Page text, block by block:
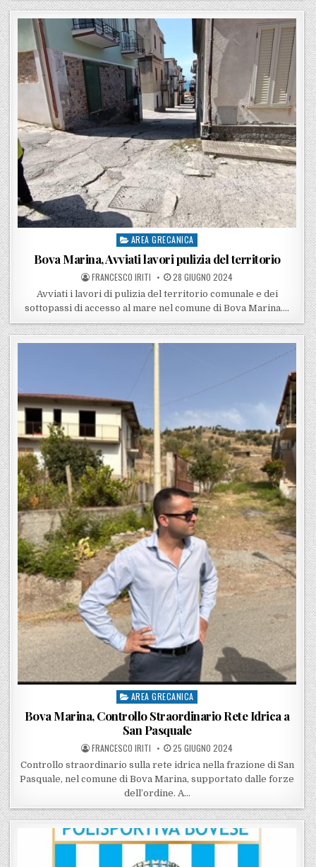
Posted in
AREA GRECANICA
Bova Marina, Avviati lavori pulizia del territorio
POSTED BY
FRANCESCO IRITI POSTED ON
28 GIUGNO 2024
Avviati i lavori di pulizia del territorio comunale e dei
sottopassi di accesso al mare nel comune di Bova Marina….
Posted in
AREA GRECANICA
Bova Marina, Controllo Straordinario Rete Idrica a
San Pasquale
POSTED BY
FRANCESCO IRITI POSTED ON
25 GIUGNO 2024
Controllo straordinario sulla rete idrica nella frazione di San
Pasquale, nel comune di Bova Marina, supportato dalle forze
dell’ordine. A…